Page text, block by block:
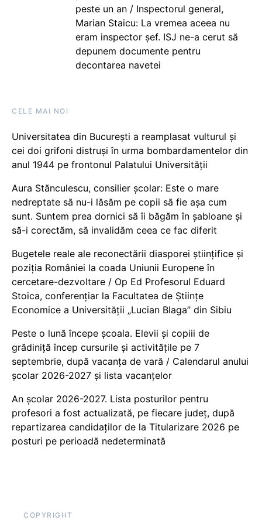
peste un an / Inspectorul general,
Marian Staicu: La vremea aceea nu
eram inspector șef. ISJ ne-a cerut să
depunem documente pentru
decontarea navetei
CELE MAI NOI
Universitatea din București a reamplasat vulturul și
cei doi grifoni distruși în urma bombardamentelor din
anul 1944 pe frontonul Palatului Universității
Aura Stănculescu, consilier școlar: Este o mare
nedreptate să nu-i lăsăm pe copii să fie așa cum
sunt. Suntem prea dornici să îi băgăm în șabloane și
să-i corectăm, să invalidăm ceea ce fac diferit
Bugetele reale ale reconectării diasporei științifice și
poziția României la coada Uniunii Europene în
cercetare-dezvoltare / Op Ed Profesorul Eduard
Stoica, conferențiar la Facultatea de Științe
Economice a Universității „Lucian Blaga” din Sibiu
Peste o lună începe școala. Elevii și copiii de
grădiniță încep cursurile și activitățile pe 7
septembrie, după vacanța de vară / Calendarul anului
școlar 2026-2027 și lista vacanțelor
An școlar 2026-2027. Lista posturilor pentru
profesori a fost actualizată, pe fiecare județ, după
repartizarea candidaților de la Titularizare 2026 pe
posturi pe perioadă nedeterminată
COPYRIGHT